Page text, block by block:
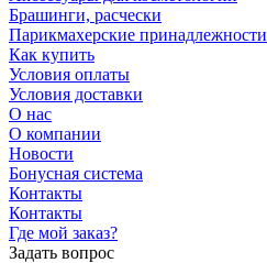
Брашинги, расчески
Парикмахерские принадлежности
Как купить
Условия оплаты
Условия доставки
О нас
О компании
Новости
Бонусная система
Контакты
Контакты
Где мой заказ?
Задать вопрос